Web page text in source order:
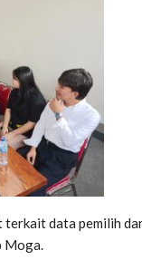
terkait data pemilih
Moga.